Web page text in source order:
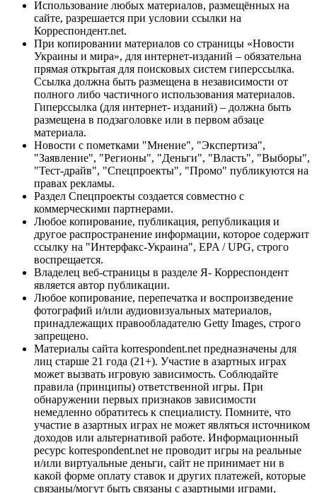
Использование любых материалов, размещённых на
сайте, разрешается при условии ссылки на
Корреспондент.net.
При копировании материалов со страницы «Новости
Украины и мира», для интернет-изданий – обязательна
прямая открытая для поисковых систем гиперссылка.
Ссылка должна быть размещена в независимости от
полного либо частичного использования материалов.
Гиперссылка (для интернет- изданий) – должна быть
размещена в подзаголовке или в первом абзаце
материала.
Новости с пометками "Мнение", "Экспертиза",
"Заявление", "Регионы", "Деньги", "Власть", "Выборы",
"Тест-драйв", "Спецпроекты", "Промо" публикуются на
правах рекламы.
Раздел Спецпроекты создается совместно с
коммерческими партнерами.
Любое копирование, публикация, републикация и
другое распространение информации, которое содержит
ссылку на "Интерфакс-Украина", EPA / UPG, строго
воспрещается.
Владелец веб-страницы в разделе Я- Корреспондент
является автор публикации.
Любое копирование, перепечатка и воспроизведение
фотографий и/или аудиовизуальных материалов,
принадлежащих правообладателю Getty Images, строго
запрещено.
Материалы сайта korrespondent.net предназначены для
лиц старше 21 года (21+). Участие в азартных играх
может вызвать игровую зависимость. Соблюдайте
правила (принципы) ответственной игры. При
обнаружении первых признаков зависимости
немедленно обратитесь к специалисту. Помните, что
участие в азартных играх не может являться источником
доходов или альтернативой работе. Информационный
ресурс korrespondent.net не проводит игры на реальные
и/или виртуальные деньги, сайт не принимает ни в
какой форме оплату ставок и других платежей, которые
связаны/могут быть связаны с азартными играми,